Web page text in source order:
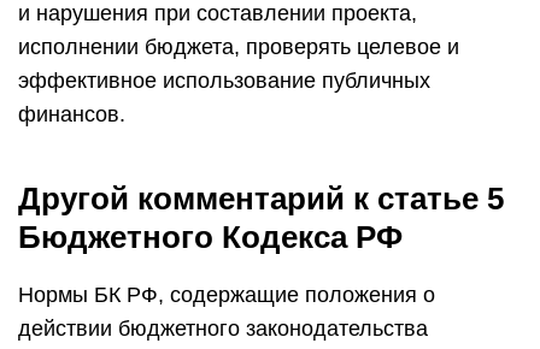
и нарушения при составлении проекта,
исполнении бюджета, проверять целевое и
эффективное использование публичных
финансов.
Другой комментарий к статье 5
Бюджетного Кодекса РФ
Нормы БК РФ, содержащие положения о
действии бюджетного законодательства